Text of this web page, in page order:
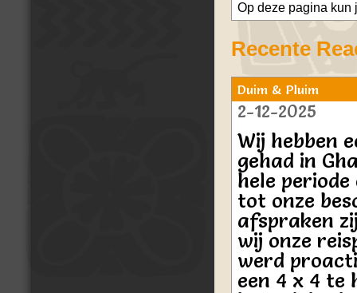
Op deze pagina kun
Recente
Duim & Pluim
2-12-2025
Wij hebben
gehad in
hele
tot onze
afspraken
wij onze
werd
een 4 x 4 te